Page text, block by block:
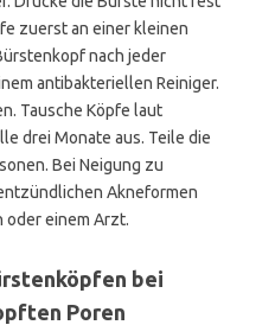
zuerst an einer kleinen
nach jeder
antibakteriellen Reiniger.
Tausche Köpfe laut
drei Monate aus. Teile die
Bei Neigung zu
Akneformen
oder einem Arzt.
bei
Poren